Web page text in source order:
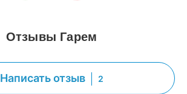
Отзывы Гарем
Написать отзыв 2